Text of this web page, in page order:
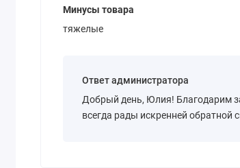
Минусы товара
тяжелые
Ответ администратора
Добрый день, Юлия! Благодарим
всегда рады искренней